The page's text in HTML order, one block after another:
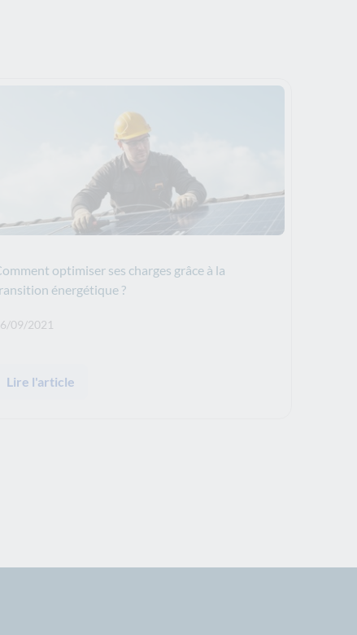
optimiser ses charges grâce à la
énergétique ?
de publication: :
09/2021
Lire l'article